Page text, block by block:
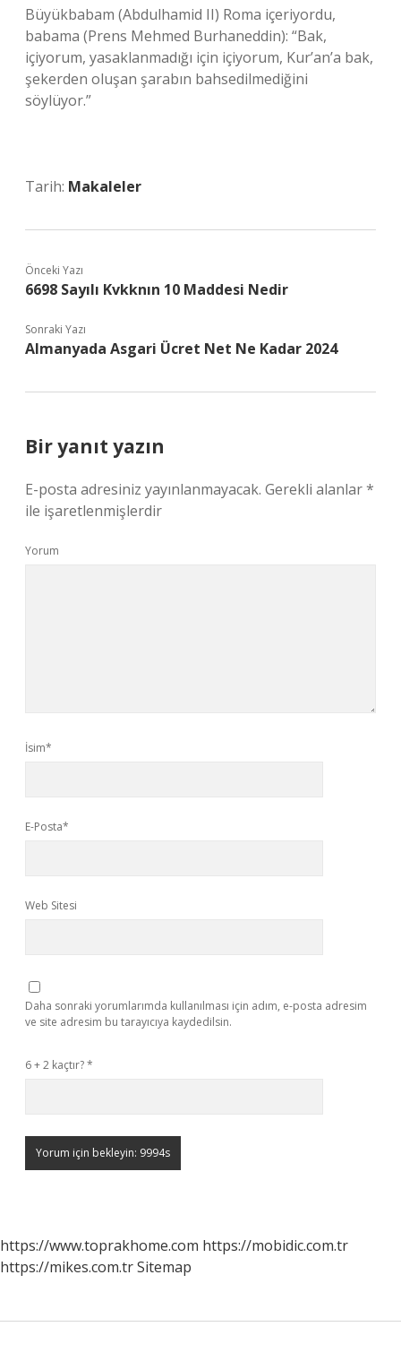
Büyükbabam (Abdulhamid II) Roma içeriyordu,
babama (Prens Mehmed Burhaneddin): “Bak,
içiyorum, yasaklanmadığı için içiyorum, Kur’an’a bak,
şekerden oluşan şarabın bahsedilmediğini
söylüyor.”
Tarih: Makaleler
Önceki Yazı
6698 Sayılı Kvkknın 10 Maddesi Nedir
Sonraki Yazı
Almanyada Asgari Ücret Net Ne Kadar 2024
Bir yanıt yazın
E-posta adresiniz yayınlanmayacak. Gerekli alanlar*
ile işaretlenmişlerdir
Yorum
İsim*
E-Posta*
Web Sitesi
Daha sonraki yorumlarımda kullanılması için adım, e-posta adresim
ve site adresim bu tarayıcıya kaydedilsin.
6 + 2 kaçtır?*
https://www.toprakhome.com https://mobidic.com.tr
https://mikes.com.trSitemap